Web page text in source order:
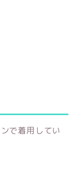
で着用してい